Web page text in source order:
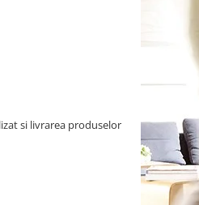
si livrarea produselor